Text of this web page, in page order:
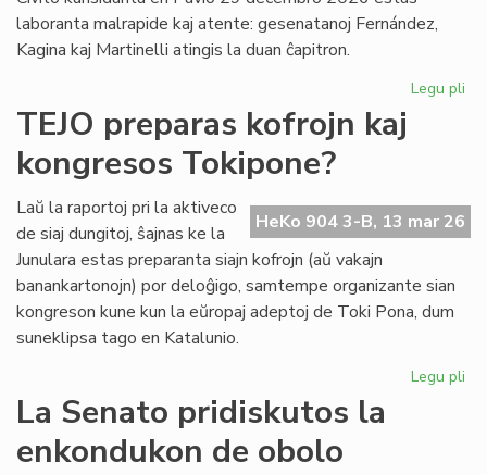
laboranta malrapide kaj atente: gesenatanoj Fernández,
Kagina kaj Martinelli atingis la duan ĉapitron.
Legu pli
el
TEJO preparas kofrojn kaj
kongresos Tokipone?
HeKo 904 3-B, 13 mar 26
Laŭ la raportoj pri la aktiveco
de siaj dungitoj, ŝajnas ke la
Junulara estas preparanta siajn kofrojn (aŭ vakajn
banankartonojn) por deloĝigo, samtempe organizante sian
kongreson kune kun la eŭropaj adeptoj de Toki Pona, dum
suneklipsa tago en Katalunio.
Legu pli
La Senato pridiskutos la
enkondukon de obolo